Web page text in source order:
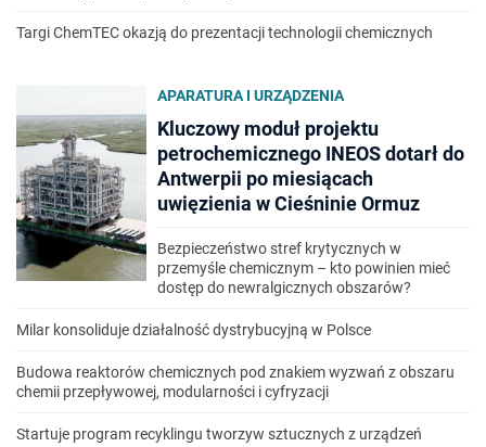
Targi ChemTEC okazją do prezentacji technologii chemicznych
APARATURA I URZĄDZENIA
Kluczowy moduł projektu
petrochemicznego INEOS dotarł do
Antwerpii po miesiącach
uwięzienia w Cieśninie Ormuz
Bezpieczeństwo stref krytycznych w
przemyśle chemicznym – kto powinien mieć
dostęp do newralgicznych obszarów?
Milar konsoliduje działalność dystrybucyjną w Polsce
Budowa reaktorów chemicznych pod znakiem wyzwań z obszaru
chemii przepływowej, modularności i cyfryzacji
Startuje program recyklingu tworzyw sztucznych z urządzeń